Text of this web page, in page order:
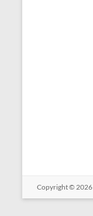
Copyright © 2026